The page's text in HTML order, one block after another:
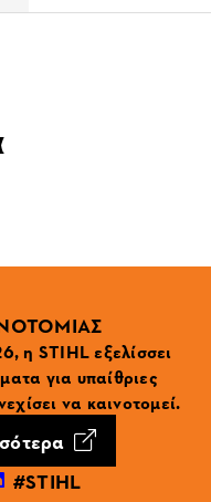
η STIHL εξελίσσει
για υπαίθριες
να καινοτομεί.
#STIHL